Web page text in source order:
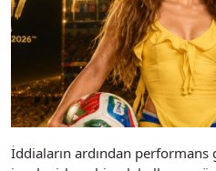
İddiaların ardından